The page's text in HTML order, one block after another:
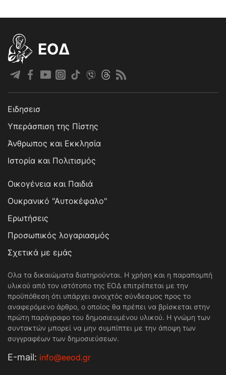
EOΔ
Ειδησεισ
Υπεράσπιση της Πίστης
Άνθρωπος και Εκκλησία
Ιστορία και Πολιτισμός
Οικογένεια και Παιδιά
Ουκρανικό "Αυτοκέφαλο"
Ερωτήσεις
Προσωπικός λογαριασμός
Σχετικά με εμάς
Ολα τα δικαιώματα διατηρούνται. Η χρήση και η παραπομπή
υλικού από τον ιστότοπο της ΕΟΔ επιτρέπεται με την
προϋπόθεση ότι υπάρχει ανοιχτός σύνδεσμος προς το
αναφερόμενο άρθρο, ο οποίος θα πρέπει να βρίσκεται στην
πρώτη παράγραφο του δημοσιευμένου υλικού. Η γνώμη των
συντακτών μπορεί να μην συμπίπτει με την άποψη των
συγγραφέων των δημοσιεύσεων.
Е-mail: info@eeod.gr